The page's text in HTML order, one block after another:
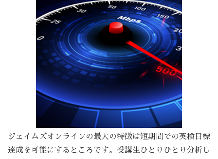
ジェイムズオンラインの最大の特徴は短期間での英検目標
達成を可能にするところです。受講生ひとりひとり分析し